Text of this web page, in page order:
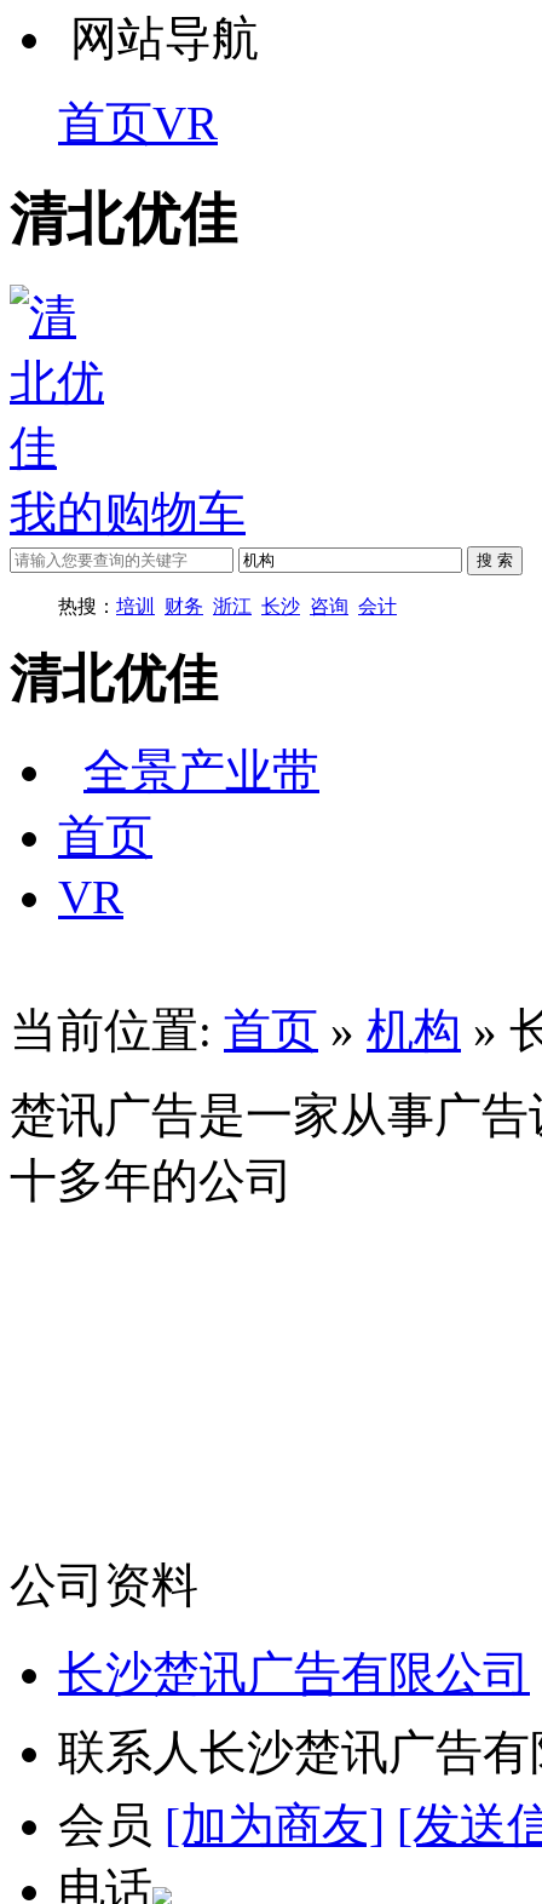
网站导航
首页VR
清北优佳
我的购物车
热搜： 培训 财务 浙江 长沙 咨询 会计
清北优佳
全景产业带
首页
VR
当前位置: 首页 » 机构 »
楚讯广告是一家从事广
十多年的公司
公司资料
长沙楚讯广告有限公司
联系人长沙楚讯广告
会员 [加为商友] [发送
电话